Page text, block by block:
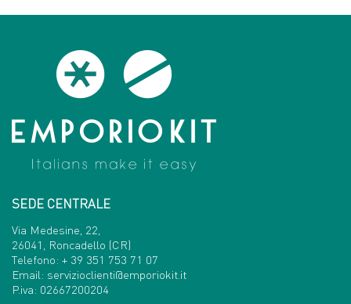
SEDE CENTRALE
Via Medesine, 22,
26041, Roncadello (CR)
Telefono: + 39 351 753 71 07
Email: servizioclienti@emporiokit.it
P.iva: 02667200204